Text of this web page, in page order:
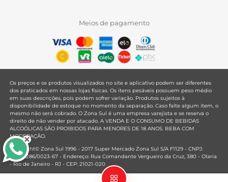
Meios de pagamento
Os preços e os produtos visualizados no site e aplicativo podem ser diferentes
dos praticados em nossas lojas físicas. Os itens pesáveis possuem peso médio
em suas descrições, pois podem sofrer variação. Produtos sujeitos à
disponibilidade de estoque no momento da separação. Caso falte algum item, o
mesmo não será cobrado. O Zona Sul é uma empresa varejista e se reserva o
direito de não vender por atacado. A VENDA E O CONSUMO DE BEBIDAS
ALCOÓLICAS SÃO PROIBIDOS PARA MENORES DE 18 ANOS. BEBA COM
MODERAÇÃO.
Copyright© Zona Sul 1996 - 2017 Super Mercado Zona Sul S/A F1129 - CNPJ:
33.381.286/0023-67 - Endereço: Rua Comandante Vergueiro da Cruz, 380 - Olaria
- Rio de Janeiro - RJ - CEP: 21021-020
Mantido por